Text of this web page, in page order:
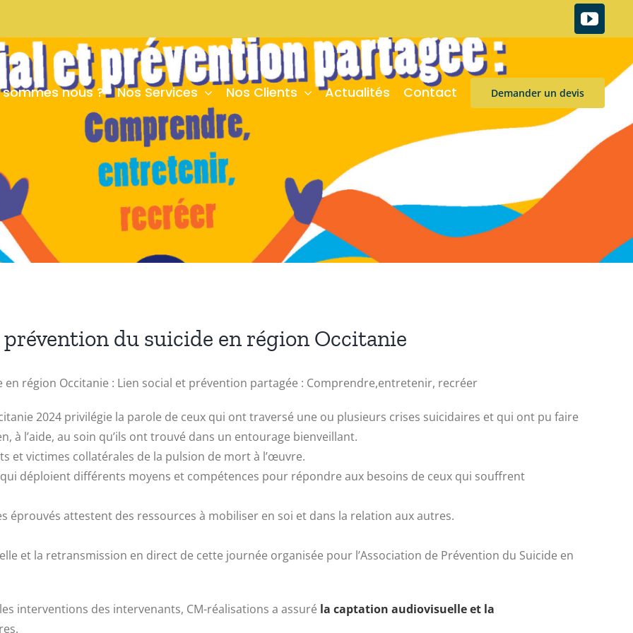
sommes nous ? Nos Services Nos Clients Actualités Contact Demander un devis
du suicide en région Occitanie
région Occitanie : Lien social et prévention partagée : Comprendre,entretenir, recréer
2024 privilégie la parole de ceux qui ont traversé une ou plusieurs crises suicidaires et qui ont pu faire
à l’aide, au soin qu’ils ont trouvé dans un entourage bienveillant.
et victimes collatérales de la pulsion de mort à l’œuvre.
déploient différents moyens et compétences pour répondre aux besoins de ceux qui souffrent
éprouvés attestent des ressources à mobiliser en soi et dans la relation aux autres.
et la retransmission en direct de cette journée organisée pour l’Association de Prévention du Suicide en
interventions des intervenants, CM-réalisations a assuré la captation audiovisuelle et la